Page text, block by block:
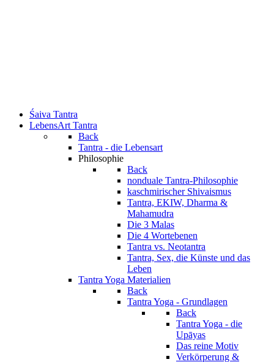
Śaiva Tantra
LebensArt Tantra
Back
Tantra - die Lebensart
Philosophie
Back
nonduale Tantra-Philosophie
kaschmirischer Shivaismus
Tantra, EKIW, Dharma &
Mahamudra
Die 3 Malas
Die 4 Wortebenen
Tantra vs. Neotantra
Tantra, Sex, die Künste und das
Leben
Tantra Yoga Materialien
Back
Tantra Yoga - Grundlagen
Back
Tantra Yoga - die
Upāyas
Das reine Motiv
Verkörperung &